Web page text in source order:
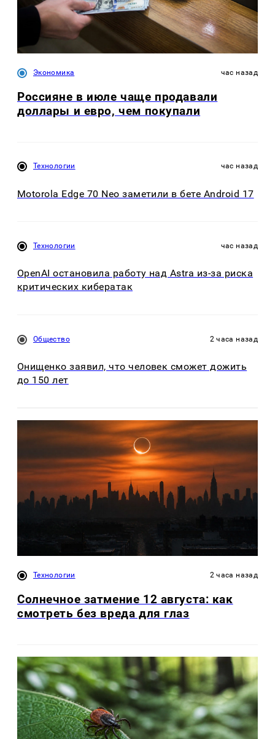
Экономика час назад
Россияне в июле чаще продавали
доллары и евро, чем покупали
Технологии час назад
Motorola Edge 70 Neo заметили в бете Android 17
Технологии час назад
OpenAI остановила работу над Astra из-за риска
критических кибератак
Общество 2 часа назад
Онищенко заявил, что человек сможет дожить
до 150 лет
Технологии 2 часа назад
Солнечное затмение 12 августа: как
смотреть без вреда для глаз